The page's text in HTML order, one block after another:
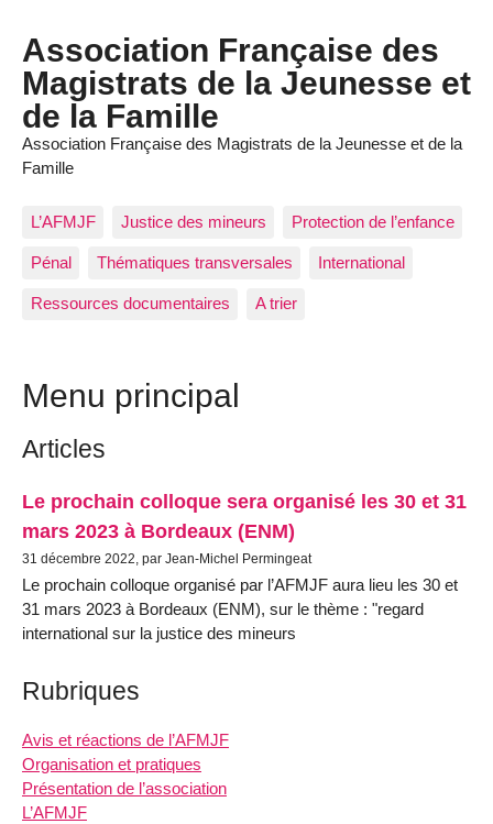
Association Française des
Magistrats de la Jeunesse et
de la Famille
Association Française des Magistrats de la Jeunesse et de la
Famille
L’AFMJF Justice des mineurs Protection de l’enfance
Pénal Thématiques transversales International
Ressources documentaires A trier
Menu principal
Articles
Le prochain colloque sera organisé les 30 et 31
mars 2023 à Bordeaux (ENM)
31 décembre 2022, par Jean-Michel Permingeat
Le prochain colloque organisé par l’AFMJF aura lieu les 30 et
31 mars 2023 à Bordeaux (ENM), sur le thème : "regard
international sur la justice des mineurs
Rubriques
Avis et réactions de l’AFMJF
Organisation et pratiques
Présentation de l’association
L’AFMJF